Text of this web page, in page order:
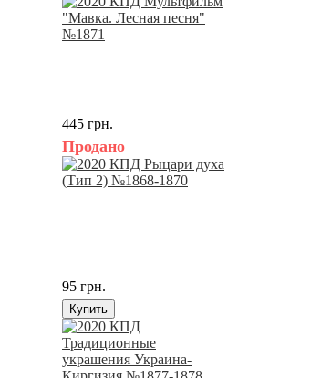
445 грн.
Продано
95 грн.
Купить